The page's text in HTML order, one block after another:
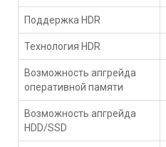
Поддержка HDR
Технология HDR
Возможность апгрейда
оперативной памяти
Возможность апгрейда
HDD/SSD